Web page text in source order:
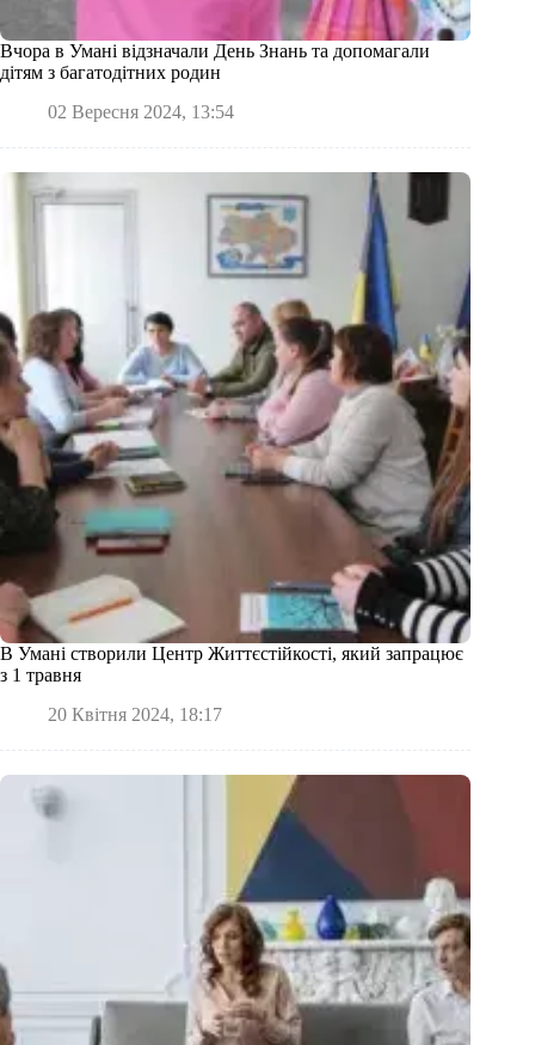
Вчора в Умані відзначали День Знань та допомагали
дітям з багатодітних родин
02 Вересня 2024, 13:54
В Умані створили Центр Життєстійкості, який запрацює
з 1 травня
20 Квітня 2024, 18:17